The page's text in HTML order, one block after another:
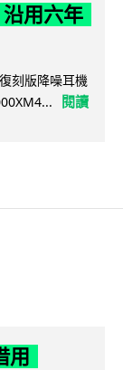
用六年
刻版降噪耳機
閱讀
用